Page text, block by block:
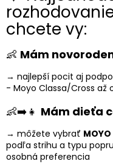
chcete vy:
👶 Mám
→ najlepší pocit aj
- Moyo Classa/Cross až
👶➡️👧 Mám dieťa
→ môžete vybrať MOYO
podľa strihu a typu
osobná preferencia